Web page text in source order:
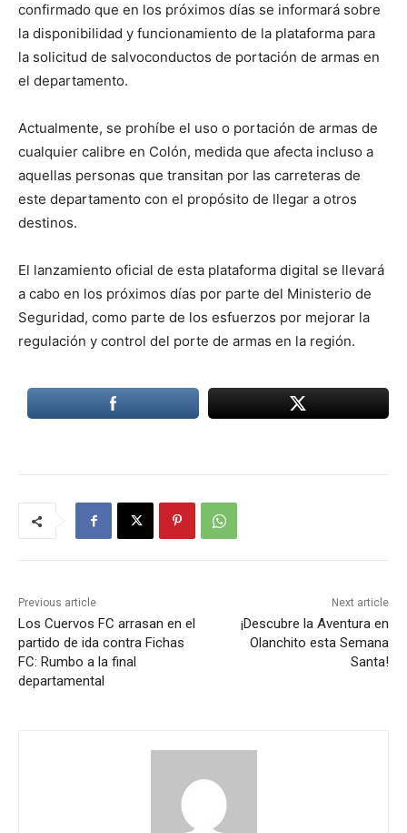
confirmado que en los próximos días se informará sobre
la disponibilidad y funcionamiento de la plataforma para
la solicitud de salvoconductos de portación de armas en
el departamento.
Actualmente, se prohíbe el uso o portación de armas de
cualquier calibre en Colón, medida que afecta incluso a
aquellas personas que transitan por las carreteras de
este departamento con el propósito de llegar a otros
destinos.
El lanzamiento oficial de esta plataforma digital se llevará
a cabo en los próximos días por parte del Ministerio de
Seguridad, como parte de los esfuerzos por mejorar la
regulación y control del porte de armas en la región.
Previous article
Los Cuervos FC arrasan en el
partido de ida contra Fichas
FC: Rumbo a la final
departamental
Next article
¡Descubre la Aventura en
Olanchito esta Semana
Santa!